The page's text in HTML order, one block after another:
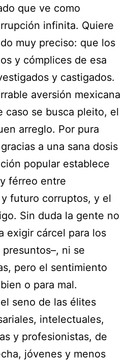
que ve como
infinita. Quiere
muy preciso: que los
y cómplices de esa
y castigados.
aversión mexicana
caso se busca pleito, el
arreglo. Por pura
a una sana dosis
popular establece
férreo entre
futuro corruptos, y el
Sin duda la gente no
exigir cárcel para los
ni se
pero el sentimiento
o para mal.
seno de las élites
intelectuales,
y profesionistas, de
jóvenes y menos